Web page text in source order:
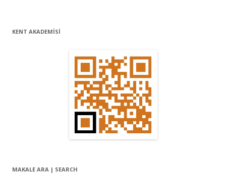
KENT AKADEMİSİ
MAKALE ARA | SEARCH